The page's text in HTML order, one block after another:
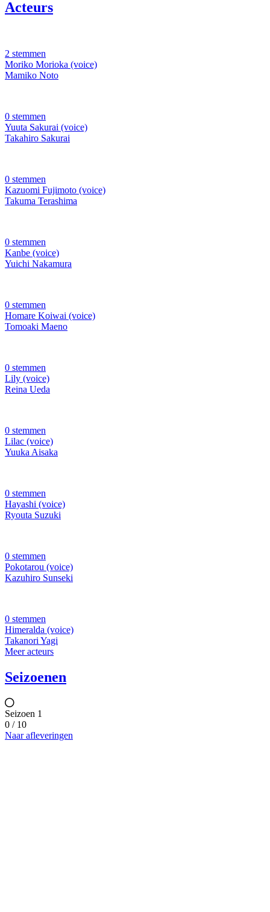
Acteurs
2 stemmen
Moriko Morioka (voice)
Mamiko Noto
0 stemmen
Yuuta Sakurai (voice)
Takahiro Sakurai
0 stemmen
Kazuomi Fujimoto (voice)
Takuma Terashima
0 stemmen
Kanbe (voice)
Yuichi Nakamura
0 stemmen
Homare Koiwai (voice)
Tomoaki Maeno
0 stemmen
Lily (voice)
Reina Ueda
0 stemmen
Lilac (voice)
Yuuka Aisaka
0 stemmen
Hayashi (voice)
Ryouta Suzuki
0 stemmen
Pokotarou (voice)
Kazuhiro Sunseki
0 stemmen
Himeralda (voice)
Takanori Yagi
Meer acteurs
Seizoenen
Seizoen 1
0 / 10
Naar afleveringen